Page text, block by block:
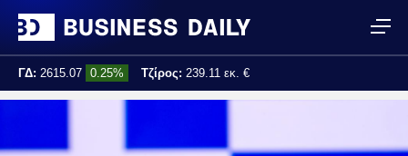
ΓΔ: 2615.07 0.25% Τζίρος: 239.11 εκ. €